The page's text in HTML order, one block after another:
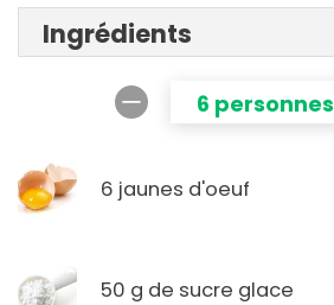
Ingrédients
6 personnes
6 jaunes d'oeuf
50 g de sucre glace